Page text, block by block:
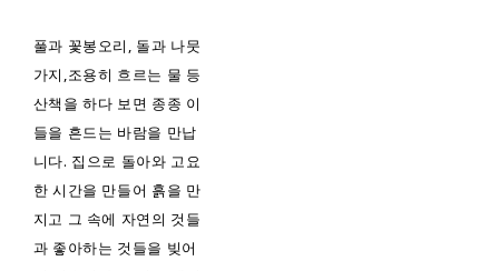
풀과 꽃봉오리, 돌과 나뭇
가지,조용히 흐르는 물 등
산책을 하다 보면 종종 이
들을 흔드는 바람을 만납
니다. 집으로 돌아와 고요
한 시간을 만들어 흙을 만
지고 그 속에 자연의 것들
과 좋아하는 것들을 빚어